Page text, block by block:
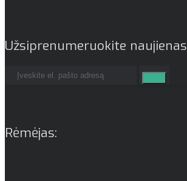
Užsiprenumeruokite naujienas
Rėmėjas: